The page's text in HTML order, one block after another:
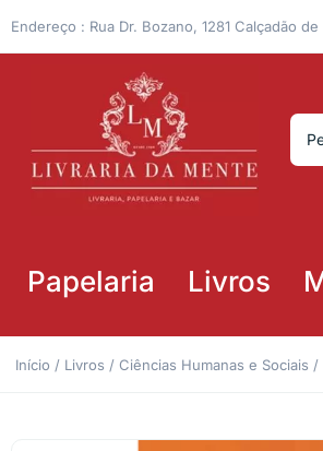
Endereço : Rua Dr. Bozano, 1281 Calçadão de
Papelaria Livros
Início / Livros / Ciências Humanas e Sociais /